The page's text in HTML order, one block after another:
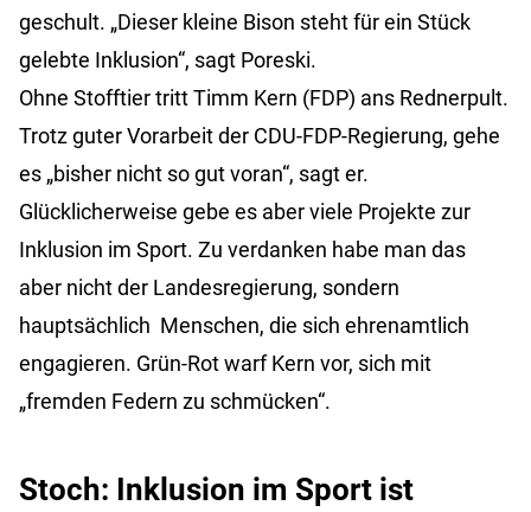
geschult. „Dieser kleine Bison steht für ein Stück
gelebte Inklusion“, sagt Poreski.
Ohne Stofftier tritt Timm Kern (FDP) ans Rednerpult.
Trotz guter Vorarbeit der CDU-FDP-Regierung, gehe
es „bisher nicht so gut voran“, sagt er.
Glücklicherweise gebe es aber viele Projekte zur
Inklusion im Sport. Zu verdanken habe man das
aber nicht der Landesregierung, sondern
hauptsächlich Menschen, die sich ehrenamtlich
engagieren. Grün-Rot warf Kern vor, sich mit
„fremden Federn zu schmücken“.
Stoch: Inklusion im Sport ist